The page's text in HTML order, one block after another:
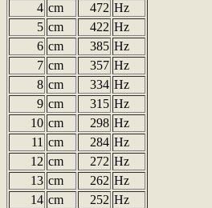
4 cm 472 Hz
5 cm 422 Hz
6 cm 385 Hz
7 cm 357 Hz
8 cm 334 Hz
9 cm 315 Hz
10 cm 298 Hz
11 cm 284 Hz
12 cm 272 Hz
13 cm 262 Hz
14 cm 252 Hz